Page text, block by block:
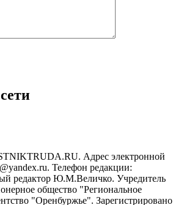
Адрес электронной
Телефон редакции:
редактор Ю.М.Величко. Учредитель
общество "Региональное
"Оренбуржье". Зарегистрировано